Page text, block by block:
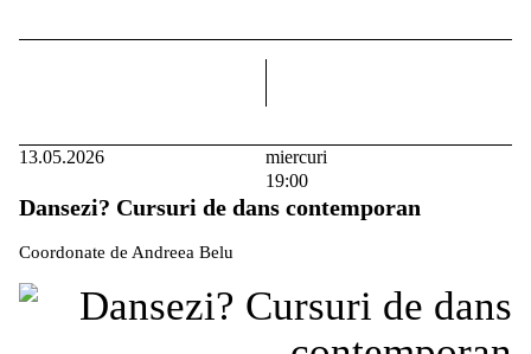
13.05.2026
miercuri
19:00
Dansezi? Cursuri de dans contemporan
Coordonate de Andreea Belu